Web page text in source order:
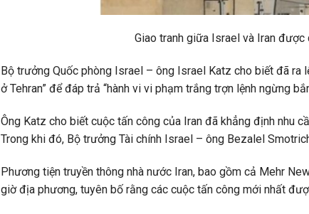
Giao tranh giữa Israel và Iran
Bộ trưởng Quốc phòng Israel – ông Israel Katz cho biết đã ra
ở Tehran” để đáp trả “hành vi vi phạm trắng trợn lệnh ngừng
Ông Katz cho biết cuộc tấn công của Iran đã khẳng định nhu
Trong khi đó, Bộ trưởng Tài chính Israel – ông Bezalel
Phương tiện truyền thông nhà nước Iran, bao gồm cả Mehr
giờ địa phương, tuyên bố rằng các cuộc tấn công mới nhất